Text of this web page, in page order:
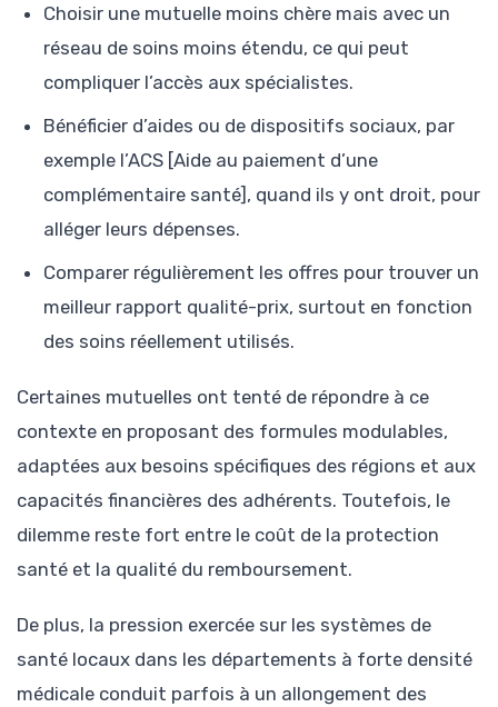
Choisir une mutuelle moins chère mais avec un
réseau de soins moins étendu, ce qui peut
compliquer l’accès aux spécialistes.
Bénéficier d’aides ou de dispositifs sociaux, par
exemple l’ACS [Aide au paiement d’une
complémentaire santé], quand ils y ont droit, pour
alléger leurs dépenses.
Comparer régulièrement les offres pour trouver un
meilleur rapport qualité-prix, surtout en fonction
des soins réellement utilisés.
Certaines mutuelles ont tenté de répondre à ce
contexte en proposant des formules modulables,
adaptées aux besoins spécifiques des régions et aux
capacités financières des adhérents. Toutefois, le
dilemme reste fort entre le coût de la protection
santé et la qualité du remboursement.
De plus, la pression exercée sur les systèmes de
santé locaux dans les départements à forte densité
médicale conduit parfois à un allongement des